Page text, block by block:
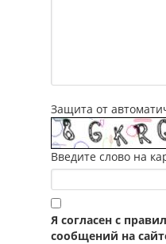
Защита от
Введите слово на
Я согласен с
сообщений на